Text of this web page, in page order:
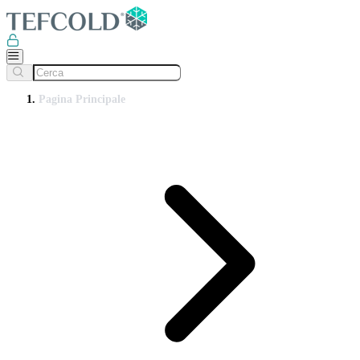
Pagina Principale